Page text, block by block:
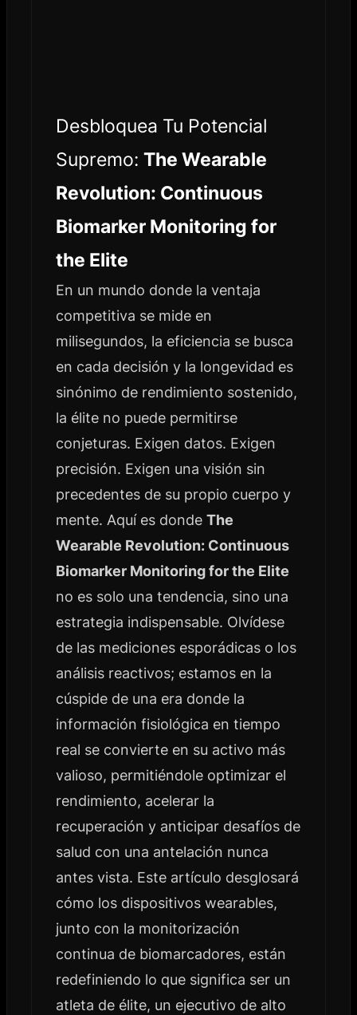
Desbloquea Tu Potencial
Supremo: The Wearable
Revolution: Continuous
Biomarker Monitoring for
the Elite
En un mundo donde la ventaja
competitiva se mide en
milisegundos, la eficiencia se busca
en cada decisión y la longevidad es
sinónimo de rendimiento sostenido,
la élite no puede permitirse
conjeturas. Exigen datos. Exigen
precisión. Exigen una visión sin
precedentes de su propio cuerpo y
mente. Aquí es donde The
Wearable Revolution: Continuous
Biomarker Monitoring for the Elite
no es solo una tendencia, sino una
estrategia indispensable. Olvídese
de las mediciones esporádicas o los
análisis reactivos; estamos en la
cúspide de una era donde la
información fisiológica en tiempo
real se convierte en su activo más
valioso, permitiéndole optimizar el
rendimiento, acelerar la
recuperación y anticipar desafíos de
salud con una antelación nunca
antes vista. Este artículo desglosará
cómo los dispositivos wearables,
junto con la monitorización
continua de biomarcadores, están
redefiniendo lo que significa ser un
atleta de élite, un ejecutivo de alto